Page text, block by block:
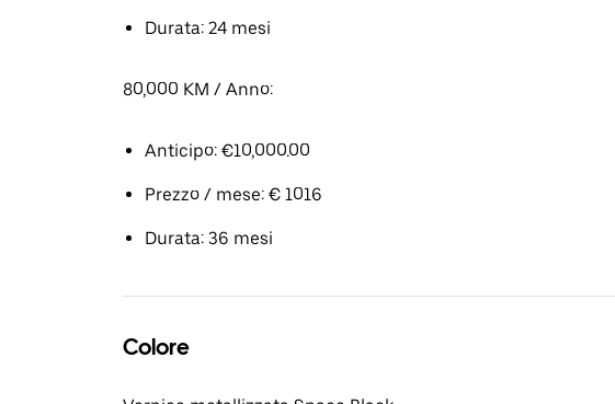
Durata: 24 mesi
80,000 KM / Anno:
Anticipo: €10,000.00
Prezzo / mese: € 1016
Durata: 36 mesi
Colore